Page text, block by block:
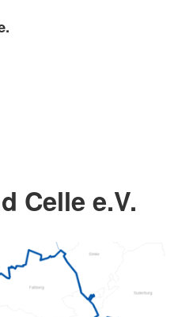
Celle e.V.